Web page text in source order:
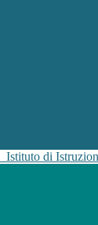
Istituto di